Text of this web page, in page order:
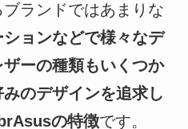
ランドではあまりな
ョンなどで様々なデ
ーの種類もいくつか
のデザインを追求し
の特徴です。